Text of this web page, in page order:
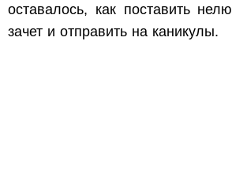
оставалось, как поставить
зачет и отправить на каникулы.